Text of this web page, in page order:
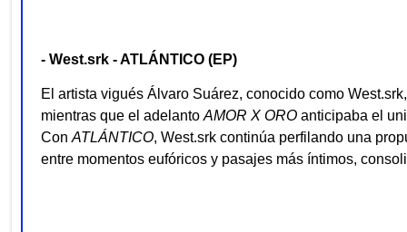
- West.srk - ATLÁNTICO (EP)
El artista vigués Álvaro Suárez, conocido como
mientras que el adelanto AMOR X ORO anticipaba el
Con ATLÁNTICO, West.srk continúa perfilando una
entre momentos eufóricos y pasajes más íntimos,